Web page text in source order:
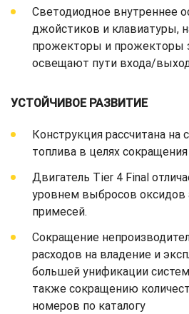
Светодиодное внутреннее
джойстиков и клавиатуры,
прожекторы и прожекторы
освещают пути входа/
УСТОЙЧИВОЕ РАЗВИТИЕ
Конструкция рассчитана на
топлива в целях
Двигатель Tier 4 Final
уровнем выбросов оксидов
примесей.
Сокращение
расходов на владение и
большей унификации
также сокращению
номеров по каталогу